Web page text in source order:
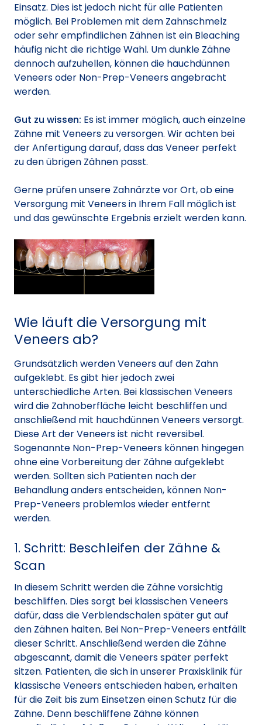
Einsatz. Dies ist jedoch nicht für alle Patienten
möglich. Bei Problemen mit dem Zahnschmelz
oder sehr empfindlichen Zähnen ist ein Bleaching
häufig nicht die richtige Wahl. Um dunkle Zähne
dennoch aufzuhellen, können die hauchdünnen
Veneers oder Non-Prep-Veneers angebracht
werden.
Gut zu wissen: Es ist immer möglich, auch einzelne
Zähne mit Veneers zu versorgen. Wir achten bei
der Anfertigung darauf, dass das Veneer perfekt
zu den übrigen Zähnen passt.
Gerne prüfen unsere Zahnärzte vor Ort, ob eine
Versorgung mit Veneers in Ihrem Fall möglich ist
und das gewünschte Ergebnis erzielt werden kann.
Wie läuft die Versorgung mit
Veneers ab?
Grundsätzlich werden Veneers auf den Zahn
aufgeklebt. Es gibt hier jedoch zwei
unterschiedliche Arten. Bei klassischen Veneers
wird die Zahnoberfläche leicht beschliffen und
anschließend mit hauchdünnen Veneers versorgt.
Diese Art der Veneers ist nicht reversibel.
Sogenannte Non-Prep-Veneers können hingegen
ohne eine Vorbereitung der Zähne aufgeklebt
werden. Sollten sich Patienten nach der
Behandlung anders entscheiden, können Non-
Prep-Veneers problemlos wieder entfernt
werden.
1. Schritt: Beschleifen der Zähne &
Scan
In diesem Schritt werden die Zähne vorsichtig
beschliffen. Dies sorgt bei klassischen Veneers
dafür, dass die Verblendschalen später gut auf
den Zähnen halten. Bei Non-Prep-Veneers entfällt
dieser Schritt. Anschließend werden die Zähne
abgescannt, damit die Veneers später perfekt
sitzen. Patienten, die sich in unserer Praxisklinik für
klassische Veneers entschieden haben, erhalten
für die Zeit bis zum Einsetzen einen Schutz für die
Zähne. Denn beschliffene Zähne können